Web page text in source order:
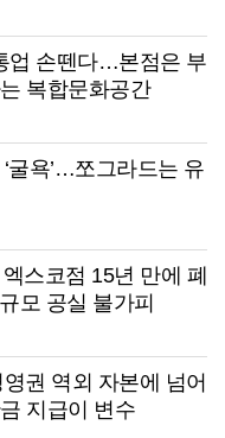
업 손뗀다…본점은 부
복합문화공간
굴욕’…쪼그라드는 유
스코점 15년 만에 폐
모 공실 불가피
권 역외 자본에 넘어
지급이 변수